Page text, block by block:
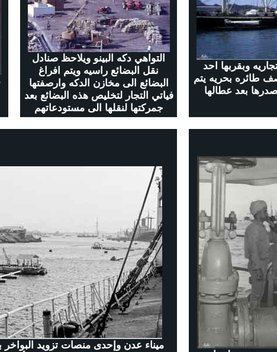
التواهي دكه البينو ويلاحظ صنادل
نقل البضائع راسيه ويتم افراغ
البضائع الى مخازن الدكه وارصفتها
فياتي التجار لتخليص هذه البضائع بعد
جمركتها لنقلها الى مستودعاتهم
وبقربها احد
طائره بحريه يتم
بعد عطالها